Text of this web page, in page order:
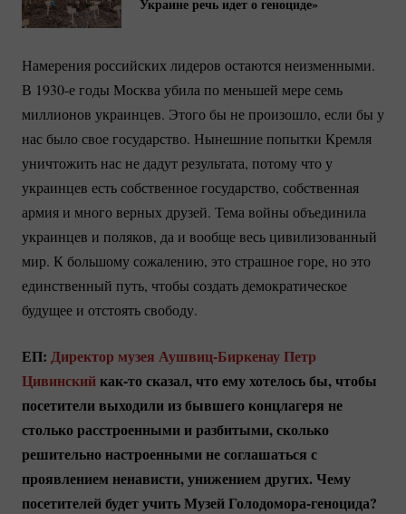
Намерения российских лидеров остаются неизменными.
В 1930-е годы Москва убила по меньшей мере семь
миллионов украинцев. Этого бы не произошло, если бы у
нас было свое государство. Нынешние попытки Кремля
уничтожить нас не дадут результата, потому что у
украинцев есть собственное государство, собственная
армия и много верных друзей. Тема войны объединила
украинцев и поляков, да и вообще весь цивилизованный
мир. К большому сожалению, это страшное горе, но это
единственный путь, чтобы создать демократическое
будущее и отстоять свободу.
ЕП: Директор музея Аушвиц-БиркенауПетр
Цивинскийкак-тосказал, что ему хотелось бы, чтобы
посетители выходили из бывшего концлагеря не
столько расстроенными и разбитыми, сколько
решительно настроенными не соглашаться с
проявлением ненависти, унижением других. Чему
посетителей будет учить МузейГолодомора-геноцида?